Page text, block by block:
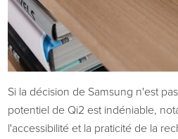
Si la décision de Samsung n'est
potentiel de Qi2 est indéniable,
l'accessibilité et la praticité de la